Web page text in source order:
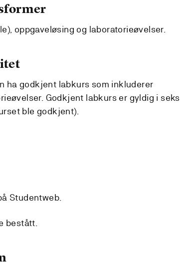
oppgaveløsing og laboratorieøvelser.
ha godkjent labkurs som inkluderer
Godkjent labkurs er gyldig i seks
ble godkjent).
Studentweb.
bestått.